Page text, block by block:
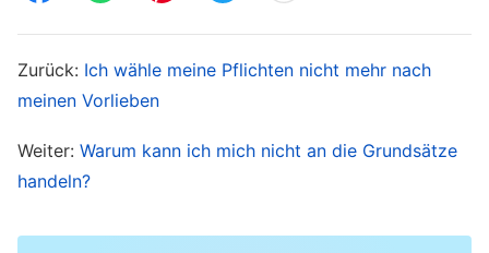
meine Anwesenheit überhaupt nicht nötig war.
In der Folgezeit begann ich, die technischen
die Arbeit des Gruppenleiters nur noch selten zu
überprüfen. Während der Besprechungen
verschaffte ich mir lediglich einen Überblick über
Zurück: Ich wähle meine Pflichten nicht mehr nach
meinen Vorlieben
Weiter: Warum kann ich mich nicht an die Grundsätze
handeln?